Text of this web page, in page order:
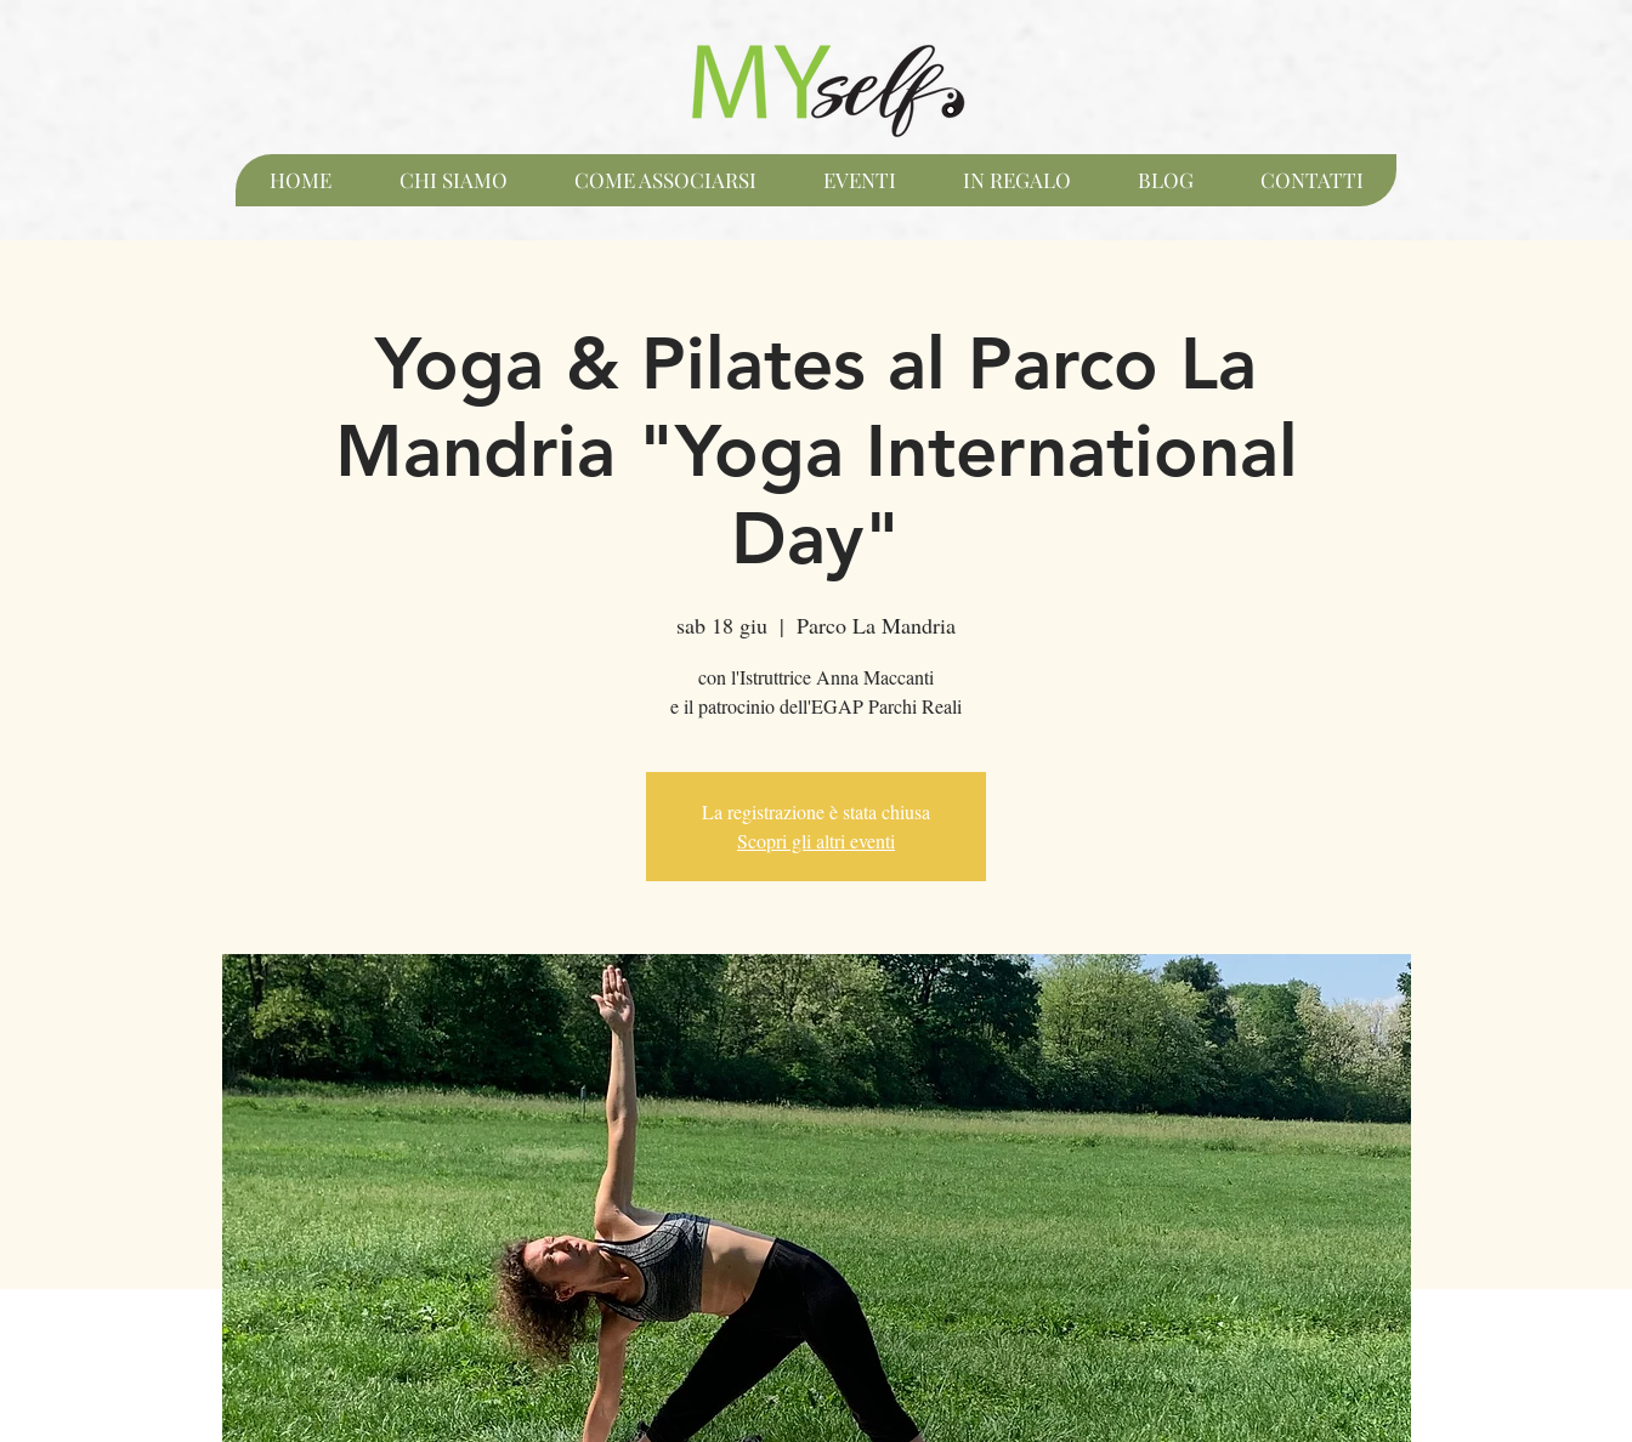
HOME CHI SIAMO COME ASSOCIARSI EVENTI IN REGALO BLOG CONTATTI
Yoga & Pilates al Parco La
Mandria "Yoga International
Day"
sab 18 giu
  |
Parco La Mandria
con l'Istruttrice Anna Maccanti
e il patrocinio dell'EGAP Parchi Reali
La registrazione è stata chiusa
Scopri gli altri eventi